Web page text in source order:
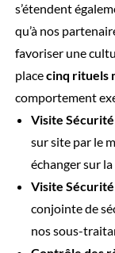
s’étendent
qu’à nos
favoriser une
placecinq rituels
comportement
Visite
sur site par le
échanger sur
Visite
conjointe de
nos sous-